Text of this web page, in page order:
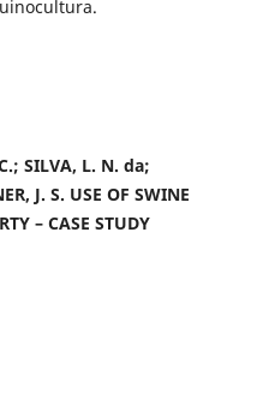
SILVA, L. N. da;
J. S. USE OF SWINE
– CASE STUDY